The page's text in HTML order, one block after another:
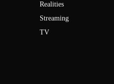
Realities
Streaming
TV